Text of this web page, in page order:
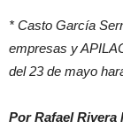
* Casto García
empresas y
del 23 de mayo
Por Rafael Rivera